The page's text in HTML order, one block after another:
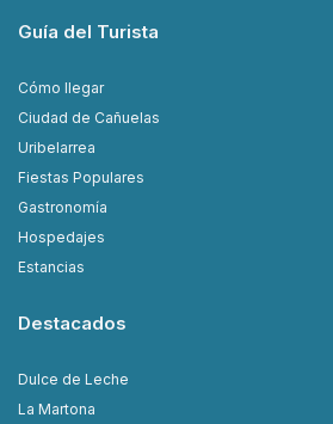
Guía del Turista
Cómo llegar
Ciudad de Cañuelas
Uribelarrea
Fiestas Populares
Gastronomía
Hospedajes
Estancias
Destacados
Dulce de Leche
La Martona